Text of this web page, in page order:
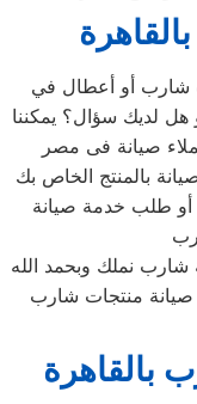
شارب أو أعطال في
لديك سؤال؟ يمكننا
بالمنتج الخاص بك
أو طلب خدمة صيانة
نملك وبحمد الله
منتجات شارب
بالقاهرة